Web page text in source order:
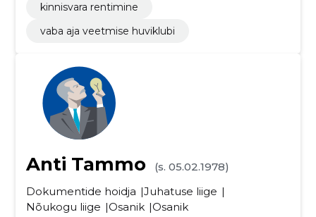
kinnisvara rentimine
vaba aja veetmise huviklubi
Anti Tammo
(s. 05.02.1978)
Dokumentide hoidja
Juhatuse liige
Nõukogu liige
Osanik Osanik